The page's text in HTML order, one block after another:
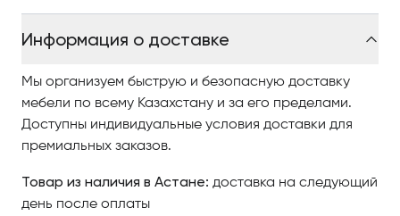
Конструкция из массива ироко обеспечивает
устойчивость к атмосферным воздействиям, а
изысканный акцент.
Рекомендуется использовать защитный чехол при
Информация о доставке
Мы организуем быструю и безопасную доставку
мебели по всему Казахстану и за его пределами.
Доступны индивидуальные условия доставки для
премиальных заказов.
Товар из наличия в Астане: доставка на следующий
день после оплаты